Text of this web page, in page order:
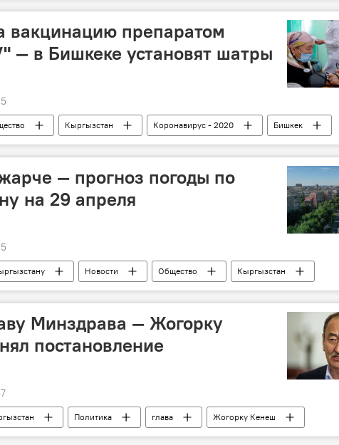
вакцинацию препаратом
— в Бишкеке установят шатры
Кыргызстан Коронавирус - 2020
Бишкек
V шатер
Вакцинация от коронавируса в Кыргызстане
— прогноз погоды по
на 29 апреля
Новости Общество
Кыргызстан
Минздрава — Жогорку
постановление
Политика глава
Жогорку Кенеш
Кадровые перестановки в Кыргызстане